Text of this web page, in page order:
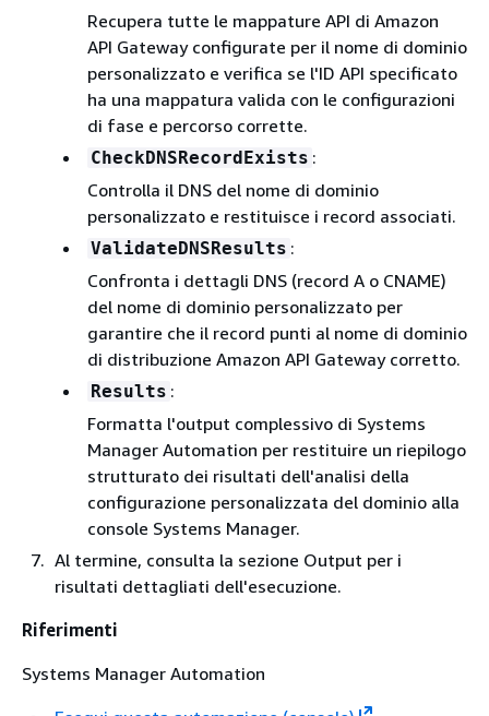
Recupera tutte le mappature API di Amazon
API Gateway configurate per il nome di dominio
personalizzato e verifica se l'ID API specificato
ha una mappatura valida con le configurazioni
di fase e percorso corrette.
CheckDNSRecordExists :
Controlla il DNS del nome di dominio
personalizzato e restituisce i record associati.
ValidateDNSResults :
Confronta i dettagli DNS (record A o CNAME)
del nome di dominio personalizzato per
garantire che il record punti al nome di dominio
di distribuzione Amazon API Gateway corretto.
Results :
Formatta l'output complessivo di Systems
Manager Automation per restituire un riepilogo
strutturato dei risultati dell'analisi della
configurazione personalizzata del dominio alla
console Systems Manager.
Al termine, consulta la sezione Output per i
risultati dettagliati dell'esecuzione.
Riferimenti
Systems Manager Automation